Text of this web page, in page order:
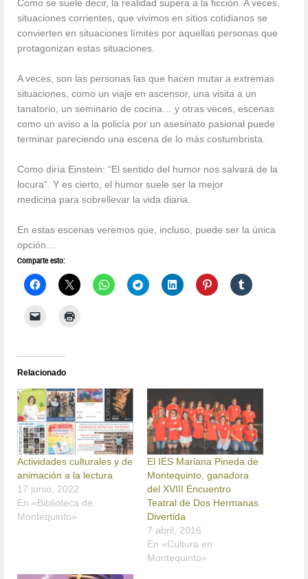
Como se suele decir, la realidad supera a la ficción. A veces,
situaciones corrientes, que vivimos en sitios cotidianos se
convierten en situaciones límites por aquellas personas que
protagonizan estas situaciones.
A veces, son las personas las que hacen mutar a extremas
situaciones, como un viaje en ascensor, una visita a un
tanatorio, un seminario de cocina… y otras veces, escenas
como un aviso a la policía por un asesinato pasional puede
terminar pareciendo una escena de lo más costumbrista.
Como diría Einstein: “El sentido del humor nos salvará de la
locura”. Y es cierto, el humor suele ser la mejor
medicina para sobrellevar la vida diaria.
En estas escenas veremos que, incluso, puede ser la única
opción…
Comparte esto:
Relacionado
Actividades culturales y de
animación a la lectura
17 junio, 2022
En «Biblioteca de
Montequinto»
El IES Mariana Pineda de
Montequinto, ganadora
del XVIII Encuentro
Teatral de Dos Hermanas
Divertida
7 abril, 2016
En «Cultura en
Montequinto»